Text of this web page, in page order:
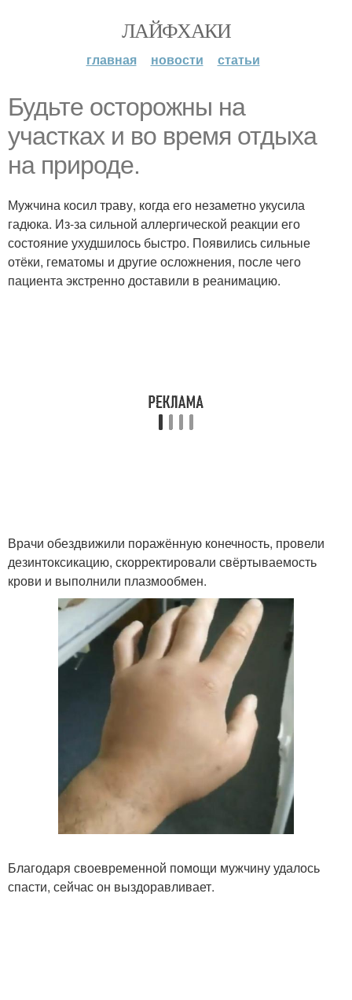
ЛАЙФХАКИ
главная новости статьи
Будьте осторожны на
участках и во время отдыха
на природе.
Мужчина косил траву, когда его незаметно укусила
гадюка. Из-за сильной аллергической реакции его
состояние ухудшилось быстро. Появились сильные
отёки, гематомы и другие осложнения, после чего
пациента экстренно доставили в реанимацию.
Врачи обездвижили поражённую конечность, провели
дезинтоксикацию, скорректировали свёртываемость
крови и выполнили плазмообмен.
Благодаря своевременной помощи мужчину удалось
спасти, сейчас он выздоравливает.